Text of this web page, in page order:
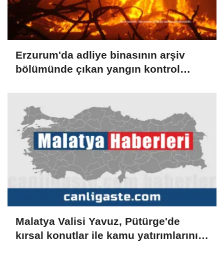
Erzurum'da adliye binasının arşiv
bölümünde çıkan yangın kontrol
Malatya Valisi Yavuz, Pütürge'de
kırsal konutlar ile kamu yatırımlarını